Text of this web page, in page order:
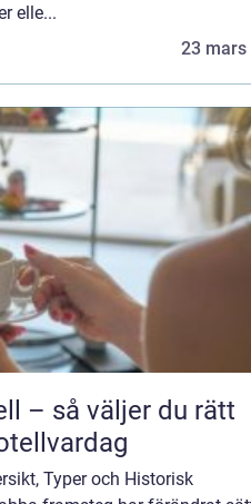
elle...
23 mars
Typer och Historisk